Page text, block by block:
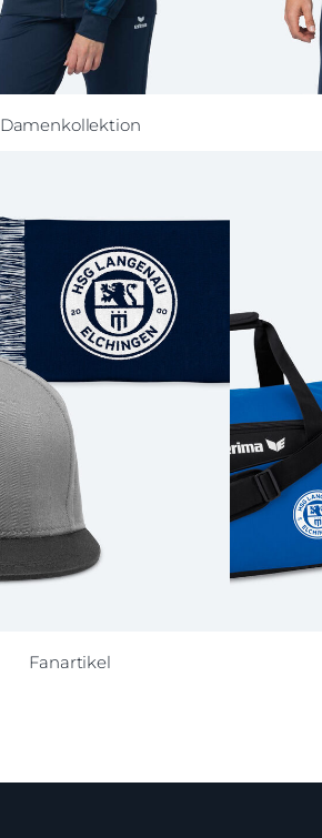
Damenkollektion
Fanartikel